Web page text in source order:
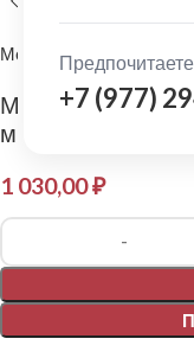
+7 (977)
МеталлПрофиль
МеталлПрофиль:
мм RR32
1 030,00₽
Alternative: